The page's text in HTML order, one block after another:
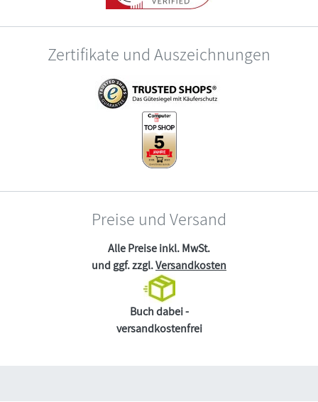
Zertifikate und Auszeichnungen
Preise und Versand
Alle Preise inkl. MwSt.
und ggf. zzgl.Versandkosten
Buch dabei -
versandkostenfrei